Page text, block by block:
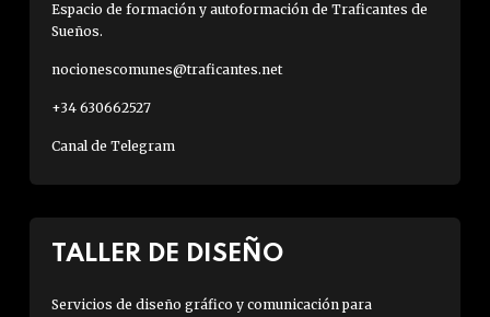
Espacio de formación y autoformación de Traficantes de
Sueños.
nocionescomunes@traficantes.net
+34 630662527
Canal de Telegram
TALLER DE DISEÑO
Servicios de diseño gráfico y comunicación para